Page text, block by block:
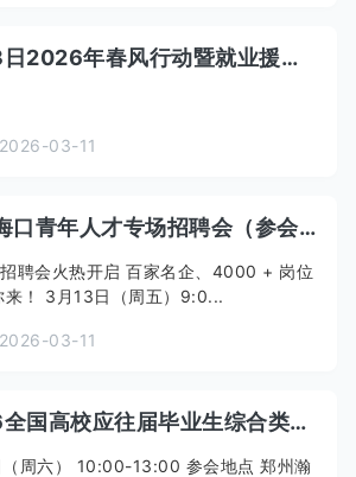
2026年3月13日2026年春风行动暨就业援助季残疾人专场招聘活动诚邀参会
2026-03-11
【3月13日】海口青年人才专场招聘会（参会企业）
聘会火热开启 百家名企、4000 + 岗位
来！ 3月13日（周五）9:0...
2026-03-11
3月14日2026全国高校应往届毕业生综合类招聘会
周六） 10:00-13:00 参会地点 郑州瀚